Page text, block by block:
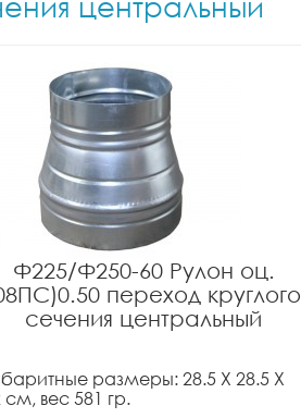
Ф225/Ф250-60 Рулон оц.
переход круглого
сечения центральный
размеры: 28.5 X 28.5 X
см, вес 581 гр.